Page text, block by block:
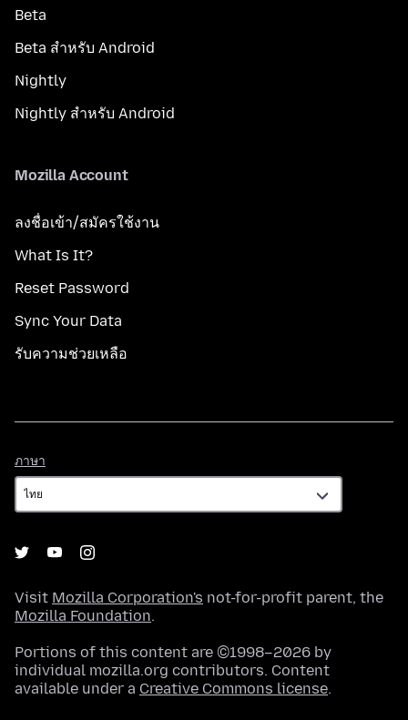
Beta
Beta สำหรับ Android
Nightly
Nightly สำหรับ Android
Mozilla Account
ลงชื่อเข้า/สมัครใช้งาน
What Is It?
Reset Password
Sync Your Data
รับความช่วยเหลือ
ภาษา
Visit Mozilla Corporation's not-for-profit parent, the
Mozilla Foundation.
Portions of this content are ©1998–2026 by
individual mozilla.org contributors. Content
available under a Creative Commons license.